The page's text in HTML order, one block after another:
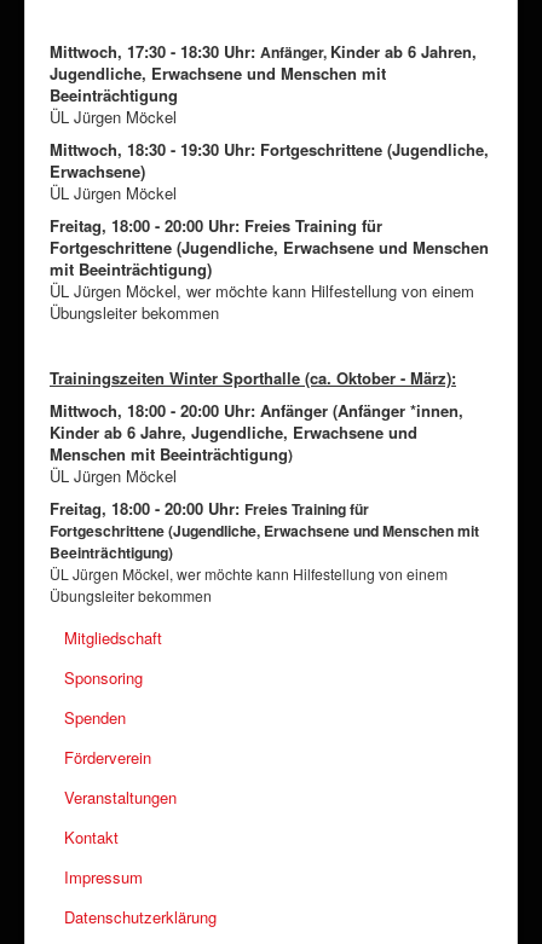
Mittwoch, 17:30 - 18:30 Uhr: Anfänger, Kinder ab 6 Jahren,
Jugendliche, Erwachsene und Menschen mit
Beeinträchtigung
ÜL Jürgen Möckel
Mittwoch, 18:30 - 19:30 Uhr: Fortgeschrittene (Jugendliche,
Erwachsene)
ÜL Jürgen Möckel
Freitag, 18:00 - 20:00 Uhr: Freies Training für
Fortgeschrittene (Jugendliche, Erwachsene und Menschen
mit Beeinträchtigung)
ÜL Jürgen Möckel, wer möchte kann Hilfestellung von einem
Übungsleiter bekommen
Trainingszeiten Winter Sporthalle (ca. Oktober - März):
Mittwoch, 18:00 - 20:00 Uhr: Anfänger (Anfänger *innen,
Kinder ab 6 Jahre, Jugendliche, Erwachsene und
Menschen mit Beeinträchtigung)
ÜL Jürgen Möckel
Freitag, 18:00 - 20:00 Uhr: Freies Training für
Fortgeschrittene(Jugendliche, Erwachsene und Menschen mit
Beeinträchtigung)
ÜL Jürgen Möckel, wer möchte kann Hilfestellung von einem
Übungsleiter bekommen
Mitgliedschaft
Sponsoring
Spenden
Förderverein
Veranstaltungen
Kontakt
Impressum
Datenschutzerklärung